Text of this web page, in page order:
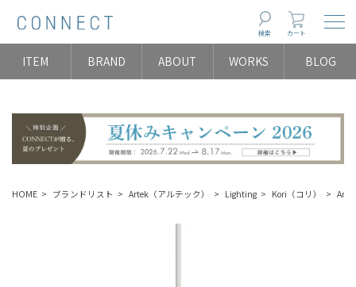
検索 カート
ITEM BRAND ABOUT WORKS BLOG
HOME ブランドリスト Artek（アルテック） Lighting Kori（コリ）